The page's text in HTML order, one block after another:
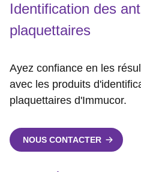
Identification des
plaquettaires
Ayez confiance en les
avec les produits
plaquettaires d'Immucor.
NOUS CONTACTER